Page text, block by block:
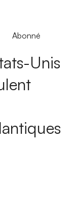
Abonné
Unis